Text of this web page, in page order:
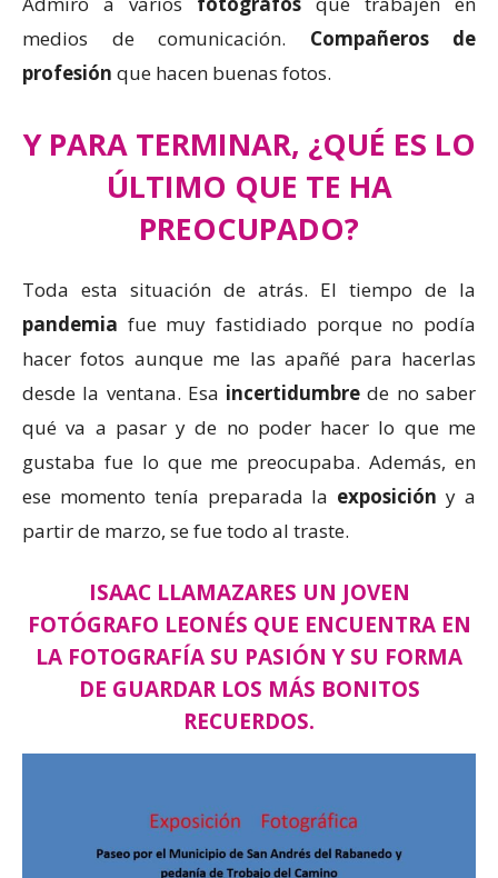
medios de comunicación. Compañeros de
profesión que hacen buenas fotos.
Y PARA TERMINAR, ¿QUÉ ES LO
ÚLTIMO QUE TE HA
PREOCUPADO?
Toda esta situación de atrás. El tiempo de la
pandemia fue muy fastidiado porque no podía
hacer fotos aunque me las apañé para hacerlas
desde la ventana. Esa incertidumbre de no saber
qué va a pasar y de no poder hacer lo que me
gustaba fue lo que me preocupaba. Además, en
ese momento tenía preparada la exposición y a
partir de marzo, se fue todo al traste.
ISAAC LLAMAZARES UN JOVEN
FOTÓGRAFO LEONÉS QUE ENCUENTRA EN
LA FOTOGRAFÍA SU PASIÓN Y SU FORMA
DE GUARDAR LOS MÁS BONITOS
RECUERDOS.